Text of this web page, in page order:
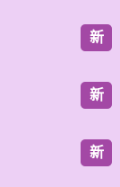
新
新
新